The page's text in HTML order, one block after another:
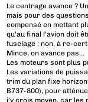
Le centrage avance ?
mais pour des
compensé en mettant
qu’au final l’avion doit
fuselage : non, à re-
Mince, on avance pas…
Les moteurs sont plus
Les variations de
trim du plan fixe
B737-800), pour
j’y crois moyen, car